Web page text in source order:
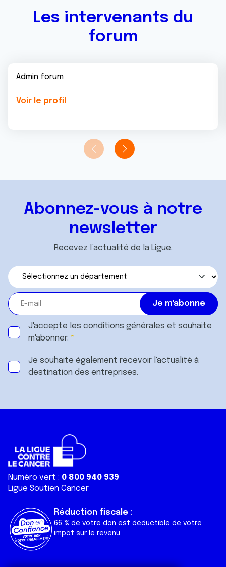
Les intervenants du
forum
Admin forum
Voir le profil
Abonnez-vous à notre
newsletter
Recevez l’actualité de la Ligue.
J'accepte les conditions générales et souhaite
m'abonner.
Je souhaite également recevoir l'actualité à
destination des entreprises.
Numéro vert : 0 800 940 939
Ligue Soutien Cancer
Réduction fiscale :
66 % de votre don est déductible de votre
impôt sur le revenu